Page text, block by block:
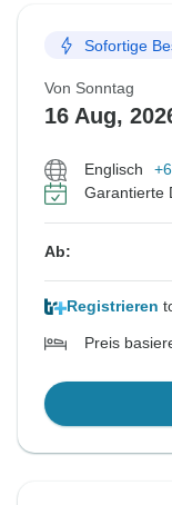
Sofortige
Von Sonntag
16 Aug,
Englisch
Garantierte
Ab:
Registrieren
Preis